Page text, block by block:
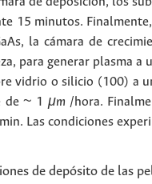
15 minutos.
la cámara de
para generar plasma a
vidrio o silicio (100) a
de ~ 1 μm /hora.
Las condiciones
de depósito de las